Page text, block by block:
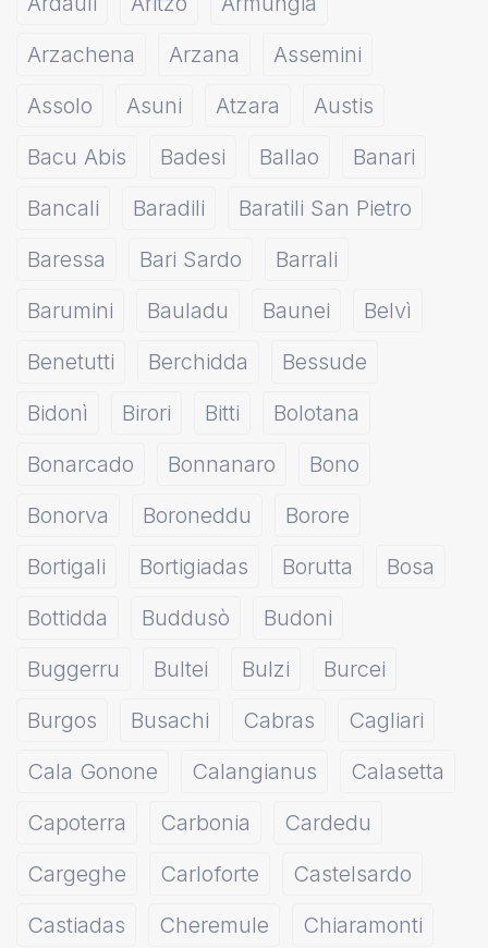
Arzachena
Arzana
Assemini
Assolo
Asuni Atzara
Austis
Bacu Abis
Badesi Ballao
Banari
Bancali
Baradili
Baratili San Pietro
Baressa
Bari Sardo
Barrali
Barumini
Bauladu Baunei
Belvì
Benetutti
Berchidda
Bessude
Bidonì
Birori Bitti
Bolotana
Bonarcado
Bonnanaro
Bono
Bonorva
Boroneddu
Borore
Bortigali
Bortigiadas Borutta
Bosa
Bottidda
Buddusò
Budoni
Buggerru
Bultei Bulzi
Burcei
Burgos
Busachi Cabras
Cagliari
Cala Gonone
Calangianus
Calasetta
Capoterra
Carbonia
Cardedu
Cargeghe
Carloforte
Castelsardo
Castiadas
Cheremule Chiaramonti